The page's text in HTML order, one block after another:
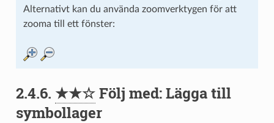
Alternativt kan du använda zoomverktygen för att
zooma till ett fönster:
2.4.6. ★★☆Följ med: Lägga till
symbollager